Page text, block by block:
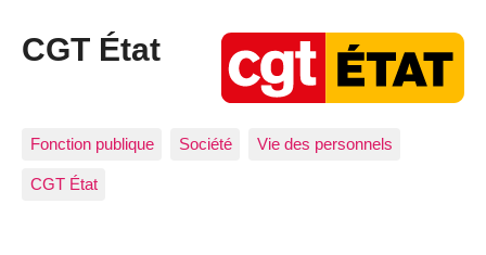
CGT État
Fonction publique Société Vie des personnels
CGT État